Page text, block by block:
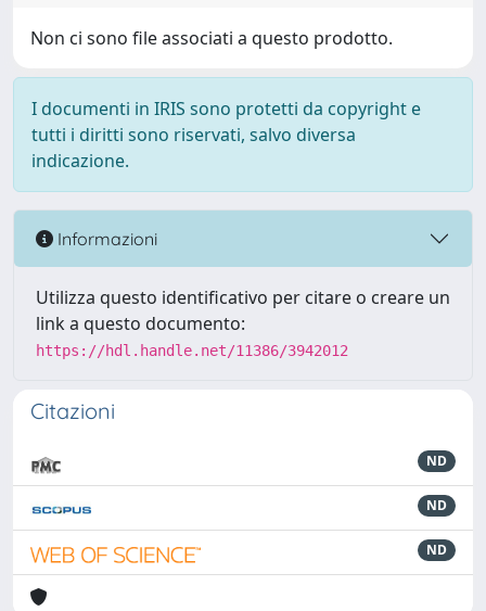
Non ci sono file associati a questo prodotto.
I documenti in IRIS sono protetti da copyright e
tutti i diritti sono riservati, salvo diversa
indicazione.
Informazioni
Utilizza questo identificativo per citare o creare un
link a questo documento:
https://hdl.handle.net/11386/3942012
Citazioni
ND
ND
ND